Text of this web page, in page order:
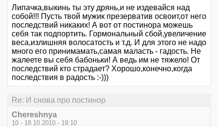
Липачка,выкинь ты эту дрянь,и не издевайся над
собой!!! Пусть твой мужик презерватив освоит,от него
последствий никаких! А вот от постинора можешь
себя так подпортить. Гормональный сбой,увеличение
веса,излишняя волосатость и т.д. И для этого не надо
много его принимамать,самая маласть - гадость. Не
жалеете вы себя бабоньки! А ведь им не тяжело! От
последствий кто страдает? Хорошо,конечно,когда
последствия в радость :-)))
Re: И снова про постинор
Chereshnya
10 - 18.10.2010 - 19:10